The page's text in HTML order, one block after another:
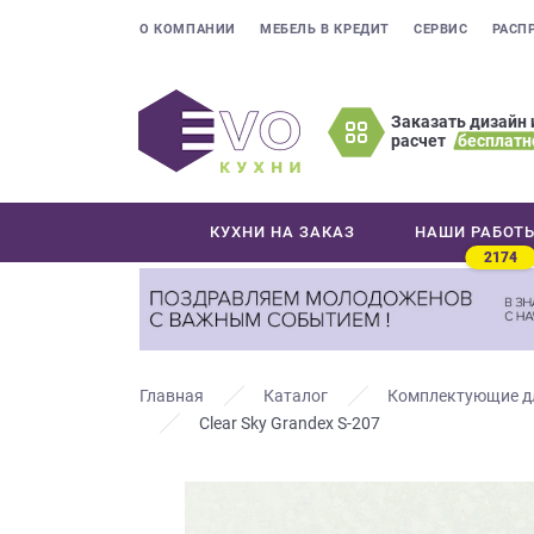
О КОМПАНИИ МЕБЕЛЬ В КРЕДИТ СЕРВИС
Заказать дизайн
расчет
КУХНИ НА ЗАКАЗ НАШИ
2174
Главная Каталог Комплектующие
Clear Sky Grandex S-207
ваши